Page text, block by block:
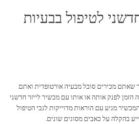
לטיפול בבעיות
מכירים סובל מבעיה אורטופדית ואתם
לפנק אותה או אותו עם מכשיר לייזר חדשני
מגיע עם הוראות מדוייקות לגבי הטיפול
בהקלה על כאבים מסוגים שונים.